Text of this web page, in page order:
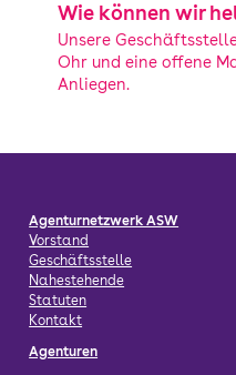
Wie können wir
Unsere
Ohr und eine offene
Anliegen.
Agenturnetzwerk ASW
Vorstand
Geschäftsstelle
Nahestehende
Statuten
Kontakt
Agenturen